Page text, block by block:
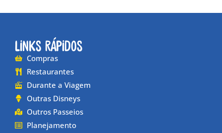
Links Rápidos
Compras
Restaurantes
Durante a Viagem
Outras Disneys
Outros Passeios
Planejamento